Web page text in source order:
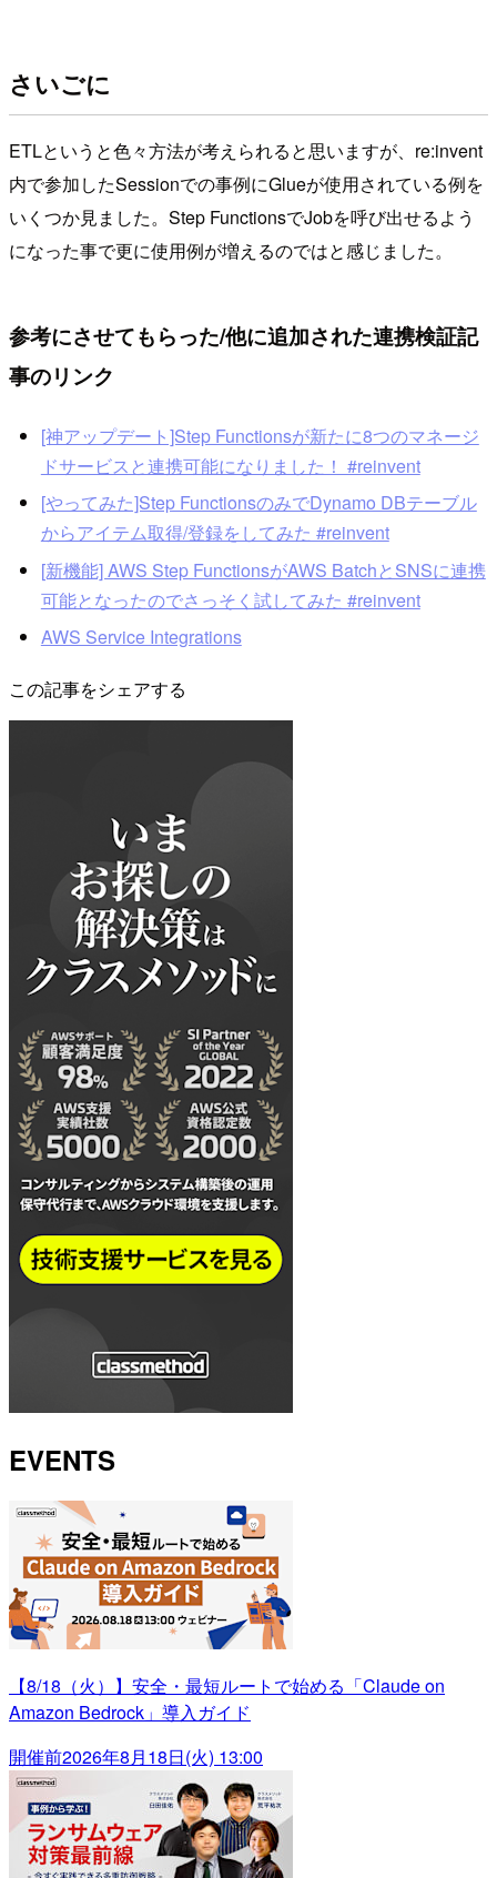
さいごに
ETLというと色々方法が考えられると思いますが、re:invent
内で参加したSessionでの事例にGlueが使用されている例を
いくつか見ました。Step FunctionsでJobを呼び出せるよう
になった事で更に使用例が増えるのではと感じました。
参考にさせてもらった/他に追加された連携検証記
事のリンク
[神アップデート]Step Functionsが新たに8つのマネージ
ドサービスと連携可能になりました！ #reinvent
[やってみた]Step FunctionsのみでDynamo DBテーブル
からアイテム取得/登録をしてみた #reinvent
[新機能] AWS Step FunctionsがAWS BatchとSNSに連携
可能となったのでさっそく試してみた #reinvent
AWS Service Integrations
この記事をシェアする
EVENTS
【8/18（火）】安全・最短ルートで始める「Claude on
Amazon Bedrock」導入ガイド
開催前2026年8月18日(火) 13:00